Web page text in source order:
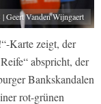
Geert Vanden Wijngaert
Karte zeigt, der
abspricht, der
Bankskandalen
rot-grünen